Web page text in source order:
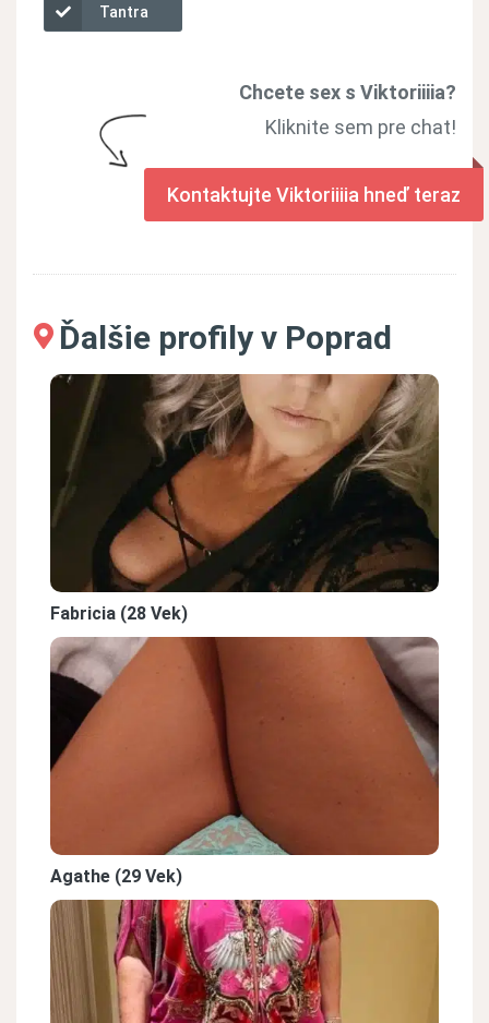
Tantra
Chcete sex s Viktoriiiia?
Kliknite sem pre chat!
Kontaktujte Viktoriiiia hneď teraz
Ďalšie profily v Poprad
Fabricia (28 Vek)
Agathe (29 Vek)